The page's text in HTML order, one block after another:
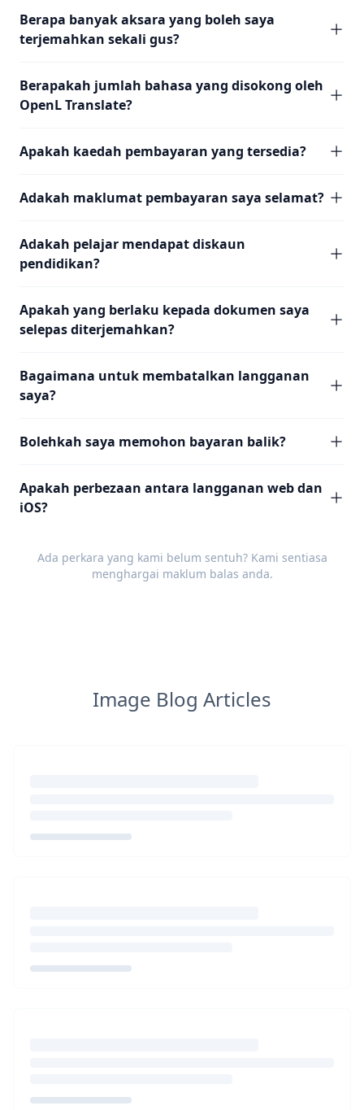
Berapa banyak aksara yang boleh saya
terjemahkan sekali gus?
Berapakah jumlah bahasa yang disokong oleh
OpenL Translate?
Apakah kaedah pembayaran yang tersedia?
Adakah maklumat pembayaran saya selamat?
Adakah pelajar mendapat diskaun
pendidikan?
Apakah yang berlaku kepada dokumen saya
selepas diterjemahkan?
Bagaimana untuk membatalkan langganan
saya?
Bolehkah saya memohon bayaran balik?
Apakah perbezaan antara langganan web dan
iOS?
Ada perkara yang kami belum sentuh? Kami sentiasa
menghargai maklum balas anda.
Image Blog Articles